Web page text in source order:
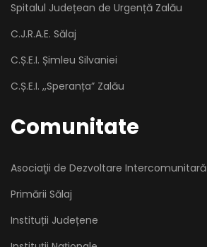
Spitalul Județean de Urgență Zalău
C.J.R.A.E. Sălaj
C.Ș.E.I. Șimleu Silvaniei
C.Ș.E.I. ,,Speranța” Zalău
Comunitate
Asociaţii de Dezvoltare Intercomunitară
Primării Sălaj
Instituții Județene